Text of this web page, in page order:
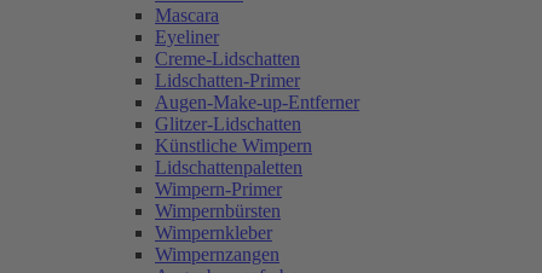
Mascara
Eyeliner
Creme-Lidschatten
Lidschatten-Primer
Augen-Make-up-Entferner
Glitzer-Lidschatten
Künstliche Wimpern
Lidschattenpaletten
Wimpern-Primer
Wimpernbürsten
Wimpernkleber
Wimpernzangen